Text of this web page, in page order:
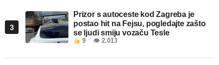
3
Prizor s autoceste kod Zagreba je
postao hit na Fejsu, pogledajte zašto
se ljudi smiju vozaču Tesle
9 👁 2.013